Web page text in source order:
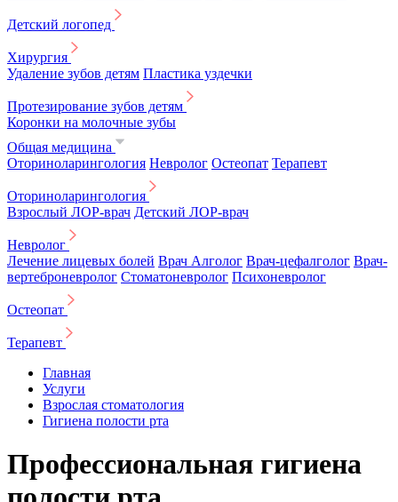
Детский логопед
Хирургия
Удаление зубов детям Пластика уздечки
Протезирование зубов детям
Коронки на молочные зубы
Общая медицина
Оториноларингология Невролог Остеопат Терапевт
Оториноларингология
Взрослый ЛОР-врач Детский ЛОР-врач
Невролог
Лечение лицевых болей Врач Алголог Врач-цефалголог Врач-
вертеброневролог Стоматоневролог Психоневролог
Остеопат
Терапевт
Главная
Услуги
Взрослая стоматология
Гигиена полости рта
Профессиональная гигиена